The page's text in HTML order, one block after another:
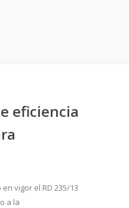
eficiencia
vigor el RD 235/13
a la